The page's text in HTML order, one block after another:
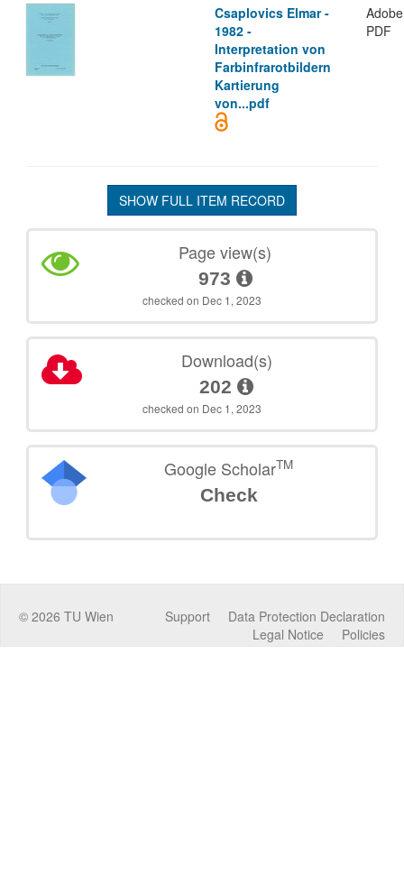
Csaplovics Elmar -
1982 -
Interpretation von
Farbinfrarotbildern
Kartierung
von...pdf
Adobe
PDF
SHOW FULL ITEM RECORD
Page view(s)
973
checked on Dec 1, 2023
Download(s)
202
checked on Dec 1, 2023
Google ScholarTM
Check
© 2026 TU Wien Data Protection Declaration
Support
Policies
Legal Notice